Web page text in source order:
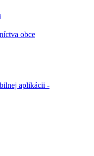
obce
aplikácii -